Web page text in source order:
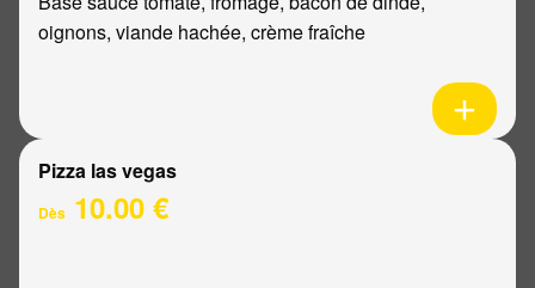
oignons, viande hachée, crème fraîche
Pizza las vegas
Dès 10.00 €